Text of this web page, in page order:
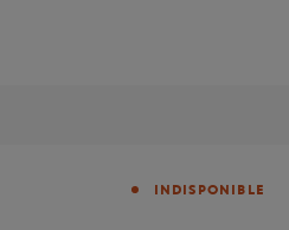
INDISPONIBLE